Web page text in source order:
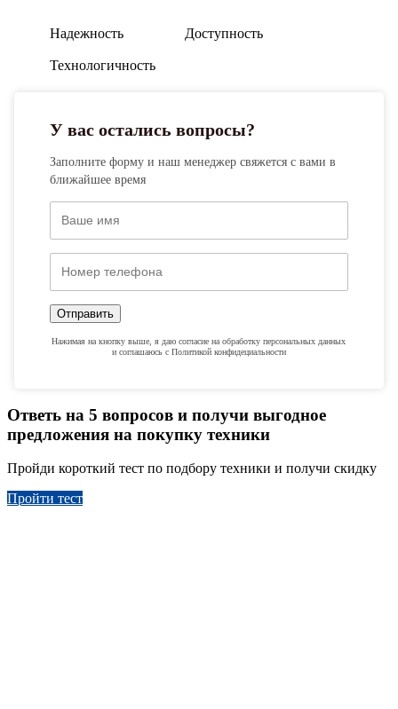
Надежность Доступность
Технологичность
У вас остались вопросы?
Заполните форму и наш менеджер свяжется с вами в
ближайшее время
Отправить
Нажимая на кнопку выше, я даю согласие на обработку персональных данных
и соглашаюсь с Политикой конфидециальности
Ответь на 5 вопросов и получи выгодное
предложения на покупку техники
Пройди короткий тест по подбору техники и получи скидку
Пройти тест